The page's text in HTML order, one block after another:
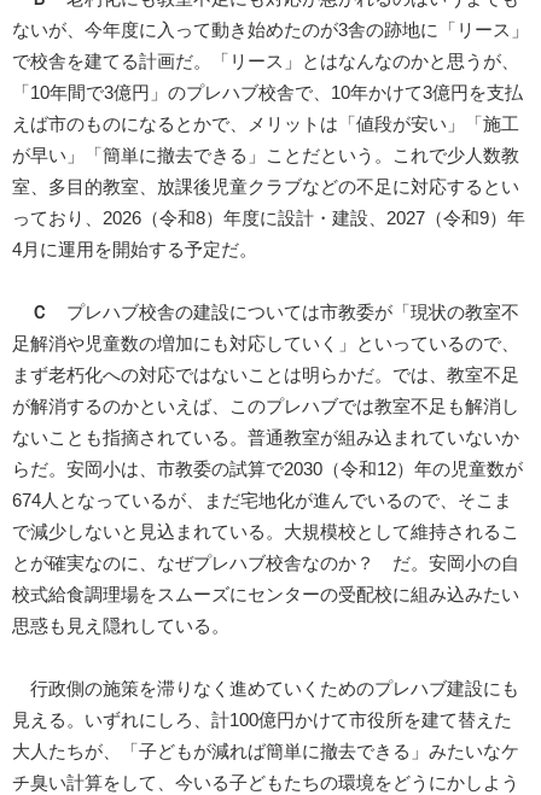
ないが、今年度に入って動き始めたのが3舎の跡地に「リース」
で校舎を建てる計画だ。「リース」とはなんなのかと思うが、
「10年間で3億円」のプレハブ校舎で、10年かけて3億円を支払
えば市のものになるとかで、メリットは「値段が安い」「施工
が早い」「簡単に撤去できる」ことだという。これで少人数教
室、多目的教室、放課後児童クラブなどの不足に対応するとい
っており、2026（令和8）年度に設計・建設、2027（令和9）年
4月に運用を開始する予定だ。
Ｃ プレハブ校舎の建設については市教委が「現状の教室不
足解消や児童数の増加にも対応していく」といっているので、
まず老朽化への対応ではないことは明らかだ。では、教室不足
が解消するのかといえば、このプレハブでは教室不足も解消し
ないことも指摘されている。普通教室が組み込まれていないか
らだ。安岡小は、市教委の試算で2030（令和12）年の児童数が
674人となっているが、まだ宅地化が進んでいるので、そこま
で減少しないと見込まれている。大規模校として維持されるこ
とが確実なのに、なぜプレハブ校舎なのか？ だ。安岡小の自
校式給食調理場をスムーズにセンターの受配校に組み込みたい
思惑も見え隠れしている。
行政側の施策を滞りなく進めていくためのプレハブ建設にも
見える。いずれにしろ、計100億円かけて市役所を建て替えた
大人たちが、「子どもが減れば簡単に撤去できる」みたいなケ
チ臭い計算をして、今いる子どもたちの環境をどうにかしよう